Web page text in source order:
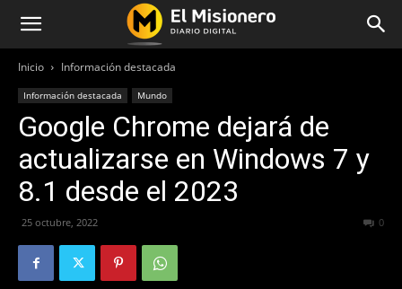
Inicio Información destacada
Información destacada Mundo
Google Chrome dejará de
actualizarse en Windows 7 y
8.1 desde el 2023
25 octubre, 2022 0